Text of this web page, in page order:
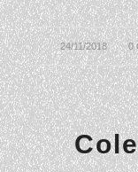
24/11/2018
/ 0